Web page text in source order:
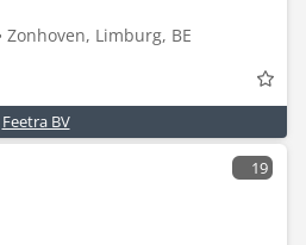
Zonhoven, Limburg, BE
Feetra BV
19